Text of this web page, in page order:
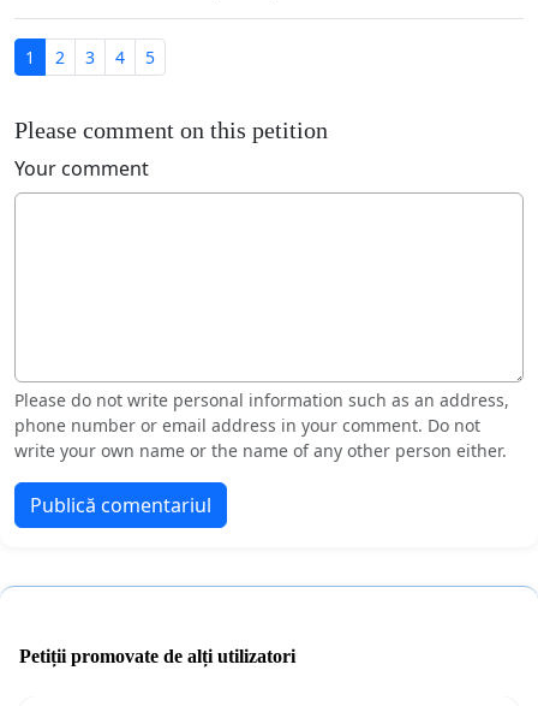
1 2 3 4 5
Please comment on this petition
Your comment
Please do not write personal information such as an address,
phone number or email address in your comment. Do not
write your own name or the name of any other person either.
Publică comentariul
Petiții promovate de alți utilizatori